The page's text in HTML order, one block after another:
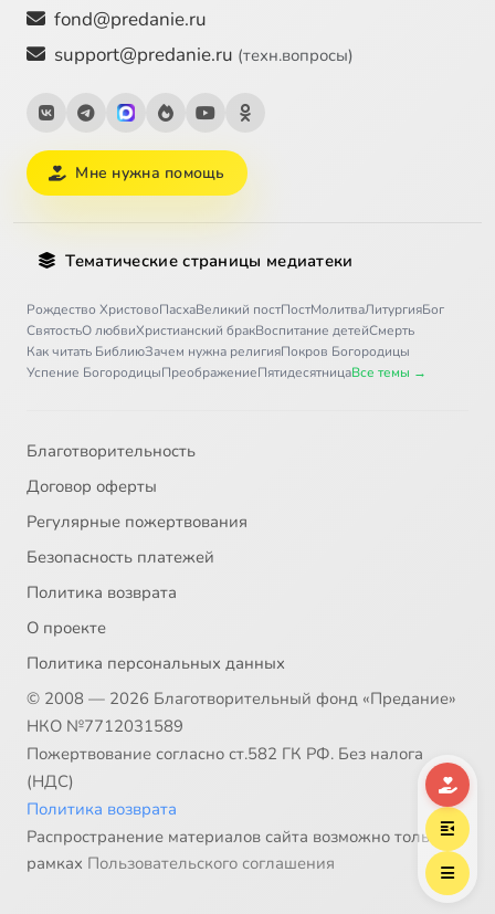
fond@predanie.ru
support@predanie.ru (техн.вопросы)
Мне нужна помощь
Тематические страницы медиатеки
Рождество ХристовоПасхаВеликий постПостМолитваЛитургияБог
СвятостьО любвиХристианский бракВоспитание детейСмерть
Как читать БиблиюЗачем нужна религияПокров Богородицы
Успение БогородицыПреображениеПятидесятницаВсе темы →
Благотворительность
Договор оферты
Регулярные пожертвования
Безопасность платежей
Политика возврата
О проекте
Политика персональных данных
© 2008 — 2026 Благотворительный фонд «Предание»
НКО №7712031589
Пожертвование согласно ст.582 ГК РФ. Без налога
(НДС)
Политика возврата
Распространение материалов сайта возможно только в
рамках Пользовательского соглашения